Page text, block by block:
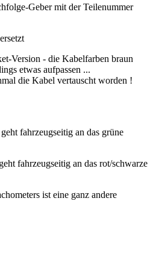
Geber mit der Teilenummer
Version - die Kabelfarben braun
etwas aufpassen ...
die Kabel vertauscht worden !
fahrzeugseitig an das grüne
fahrzeugseitig an das rot/schwarze
ist eine ganz andere